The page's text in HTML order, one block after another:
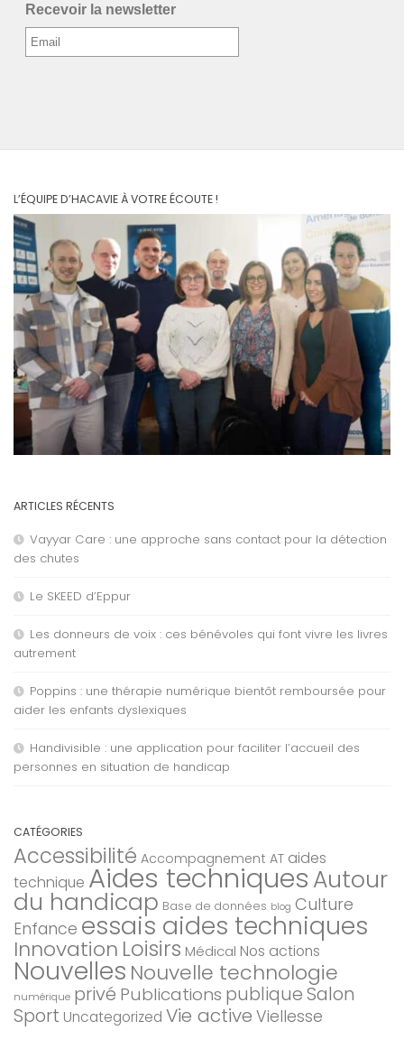
Recevoir la newsletter
L’ÉQUIPE D’HACAVIE À VOTRE ÉCOUTE !
ARTICLES RÉCENTS
Vayyar Care : une approche sans contact pour la détection
des chutes
Le SKEED d’Eppur
Les donneurs de voix : ces bénévoles qui font vivre les livres
autrement
Poppins : une thérapie numérique bientôt remboursée pour
aider les enfants dyslexiques
Handivisible : une application pour faciliter l’accueil des
personnes en situation de handicap
CATÉGORIES
Accessibilité Accompagnement AT aides
technique Aides techniquesAutour
du handicap Base de données blog Culture
Enfance essais aides techniques
Innovation Loisirs Médical Nos actions
Nouvelles Nouvelle technologie
numérique privé Publications publiqueSalon
Sport Uncategorized Vie active Viellesse